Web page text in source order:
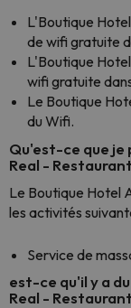
L'Boutique
de wifi gratuite
L'Boutique
wifi gratuite
Le Boutique
du Wifi.
Qu'est-ce que je
Real -
Le Boutique Hotel
les activités
Service de
est-ce qu'il y a
Real -